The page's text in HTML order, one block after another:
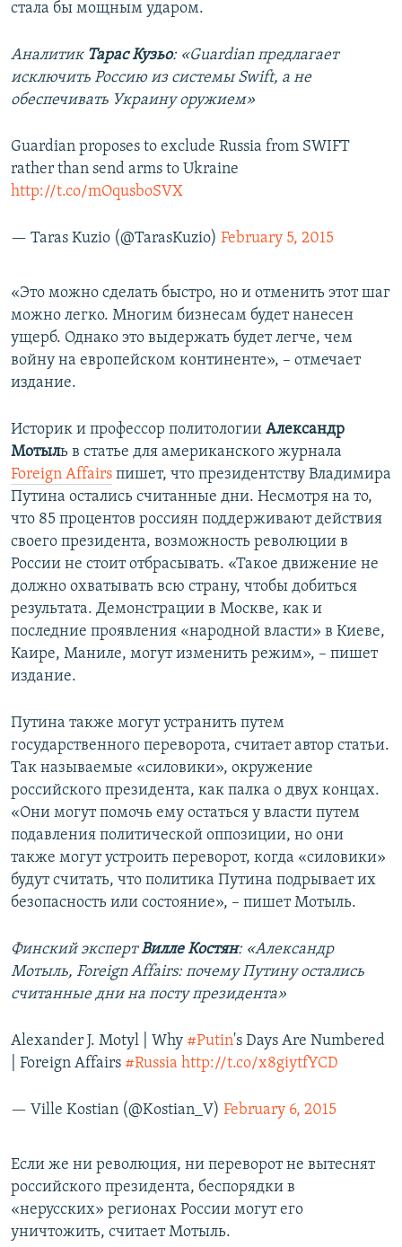
стала бы мощным ударом.
Аналитик Тарас Кузьо: «Guardian предлагает
исключить Россию из системы Swift, а не
обеспечивать Украину оружием»
Guardian proposes to exclude Russia from SWIFT
rather than send arms to Ukraine
http://t.co/mOqusboSVX
— Taras Kuzio (@TarasKuzio) February 5, 2015
«Это можно сделать быстро, но и отменить этот шаг
можно легко. Многим бизнесам будет нанесен
ущерб. Однако это выдержать будет легче, чем
войну на европейском континенте», – отмечает
издание.
Историк и профессор политологии Александр
Мотыль в статье для американского журнала
Foreign Affairs пишет, что президентству Владимира
Путина остались считанные дни. Несмотря на то,
что 85 процентов россиян поддерживают действия
своего президента, возможность революции в
России не стоит отбрасывать. «Такое движение не
должно охватывать всю страну, чтобы добиться
результата. Демонстрации в Москве, как и
последние проявления «народной власти» в Киеве,
Каире, Маниле, могут изменить режим», – пишет
издание.
Путина также могут устранить путем
государственного переворота, считает автор статьи.
Так называемые «силовики», окружение
российского президента, как палка о двух концах.
«Они могут помочь ему остаться у власти путем
подавления политической оппозиции, но они
также могут устроить переворот, когда «силовики»
будут считать, что политика Путина подрывает их
безопасность или состояние», – пишет Мотыль.
Финский экспертВилле Костян: «Александр
Мотыль, Foreign Affairs: почему Путину остались
считанные дни на посту президента»
Alexander J. Motyl | Why #Putin's Days Are Numbered
| Foreign Affairs #Russia http://t.co/x8giytfYCD
— Ville Kostian (@Kostian_V) February 6, 2015
Если же ни революция, ни переворот не вытеснят
российского президента, беспорядки в
«нерусских» регионах России могут его
уничтожить, считает Мотыль.